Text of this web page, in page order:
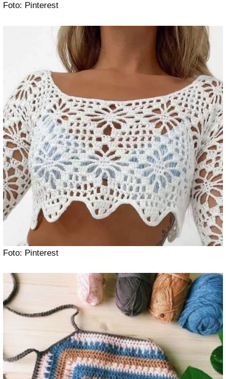
Foto: Pinterest
Foto: Pinterest